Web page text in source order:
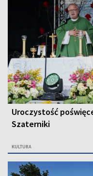
Uroczystość
Szaterniki
KULTURA